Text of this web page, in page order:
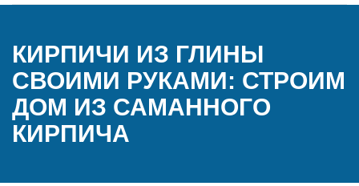
КИРПИЧИ ИЗ ГЛИНЫ
СВОИМИ РУКАМИ: СТРОИМ
ДОМ ИЗ САМАННОГО
КИРПИЧА